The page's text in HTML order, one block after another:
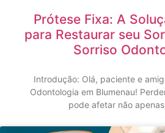
Prótese Fixa: A
para Restaurar seu
Sorriso
Introdução: Olá, paciente e
Odontologia em Blumenau!
pode afetar não